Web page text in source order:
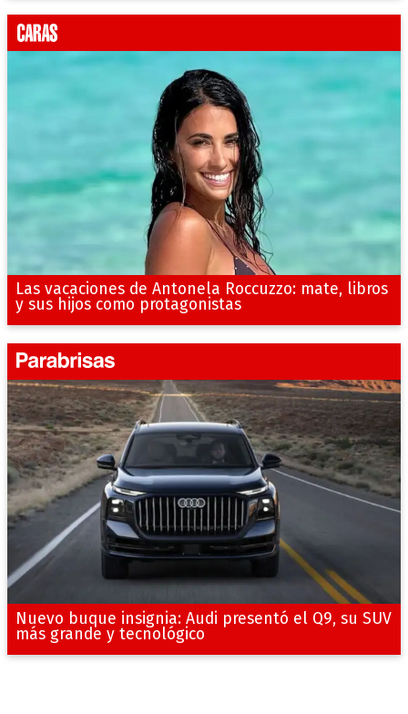
Las vacaciones de Antonela Roccuzzo: mate, libros
y sus hijos como protagonistas
Nuevo buque insignia: Audi presentó el Q9, su SUV
más grande y tecnológico